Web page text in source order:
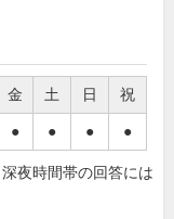
金 土 日 祝
● ● ● ●
夜時間帯の回答には